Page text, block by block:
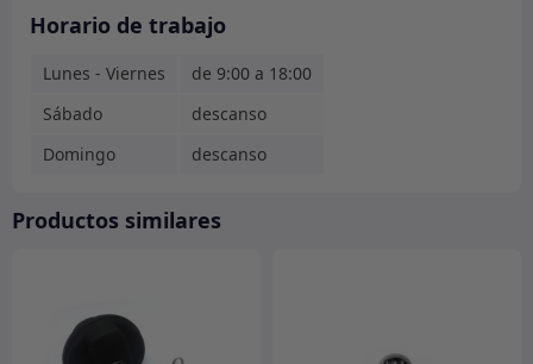
Horario de trabajo
Lunes - Viernes
de 9:00 a 18:00
Sábado
descanso
Domingo
descanso
Productos similares